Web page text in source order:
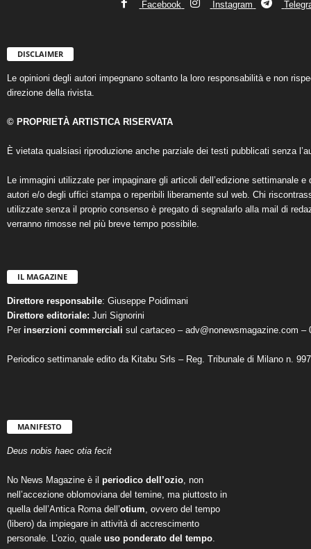
Facebook Instagram
DISCLAIMER
Le opinioni degli autori impegnano soltanto la loro responsabilità e non
direzione della rivista.
© PROPRIETÀ ARTISTICA RISERVATA
È vietata qualsiasi riproduzione anche parziale dei testi pubblicati senza
Le immagini utilizzate per impaginare gli articoli dell’edizione settimanale
autori e/o degli uffici stampa o reperibili liberamente sul web. Chi
utilizzate senza il proprio consenso è pregato di segnalarlo alla mail di
verranno rimosse nel più breve tempo possibile.
IL MAGAZINE
Direttore responsabile: Giuseppe Poidimani
Direttore editoriale: Juri Signorini
Per inserzioni commerciali sul cartaceo – adv@nonewsmagazine.com –
Periodico settimanale edito da Kitabu Srls – Reg. Tribunale di Milano n.
MANIFESTO
Deus nobis haec otia fecit
No News Magazine è il periodico dell’ozio, non
nell’accezione oblomoviana del temine, ma piuttosto in
quella dell’Antica Roma dell’otium, ovvero del tempo
(libero) da impiegare in attività di accrescimento
personale. L’ozio, quale uso ponderato del tempo.